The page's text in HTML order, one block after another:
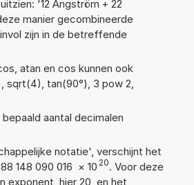
'12 Ångström + 22
manier gecombineerde
zijn in de betreffende
atan en cos kunnen ook
sqrt(4), tan(90°), 3 pow 2,
aantal decimalen
notatie', verschijnt het
148 090 016 × 10 20. Voor deze
exponent, hier 20, en het